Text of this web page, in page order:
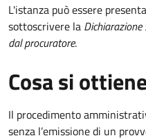
L'istanza può essere
sottoscrivere la
dal procuratore.
Cosa si
Il procedimento
senza l’emissione di un